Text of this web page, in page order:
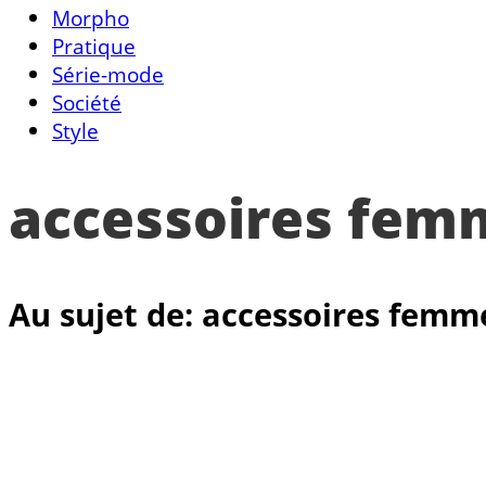
Morpho
Pratique
Série-mode
Société
Style
accessoires
Au sujet de: accessoires